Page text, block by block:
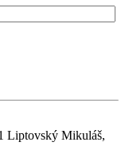
Liptovský Mikuláš,